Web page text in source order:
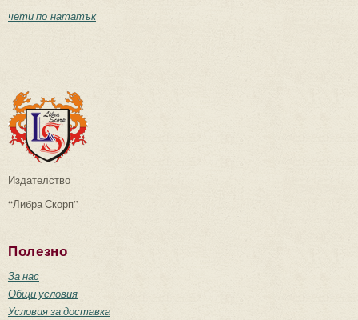
чети по-нататък
Издателство
“Либра Скорп”
Полезно
За нас
Общи условия
Условия за доставка